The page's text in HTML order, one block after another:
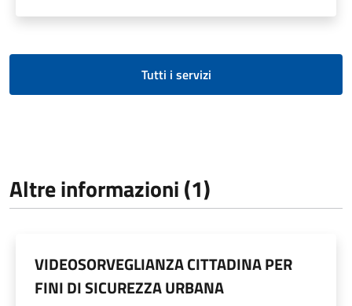
Tutti i servizi
Altre informazioni (1)
VIDEOSORVEGLIANZA CITTADINA PER
FINI DI SICUREZZA URBANA